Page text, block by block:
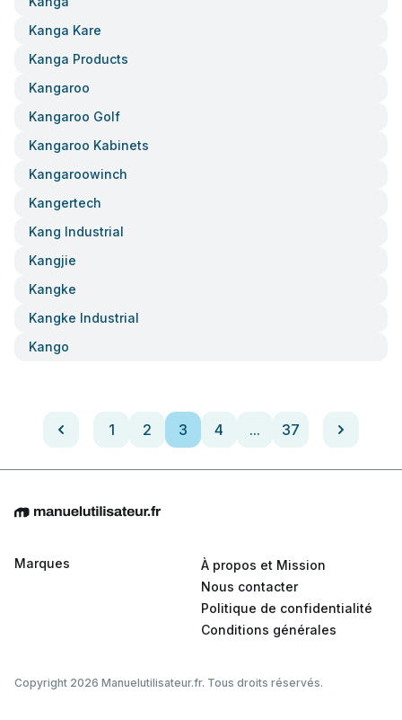
Kanga Kare
Kanga Products
Kangaroo
Kangaroo Golf
Kangaroo Kabinets
Kangaroowinch
Kangertech
Kang Industrial
Kangjie
Kangke
Kangke Industrial
Kango
1 2 3 4 ... 37
Marques
À propos et Mission
Nous contacter
Politique de confidentialité
Conditions générales
Copyright 2026 Manuelutilisateur.fr. Tous droits réservés.